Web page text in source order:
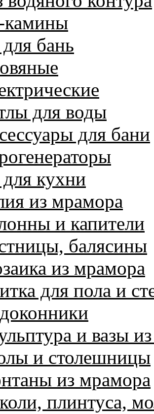
камины
бань
для воды
для бани
кухни
из мрамора
и капители
балясины
из мрамора
для пола и
и вазы
и столешницы
из мрамора
плинтуса,